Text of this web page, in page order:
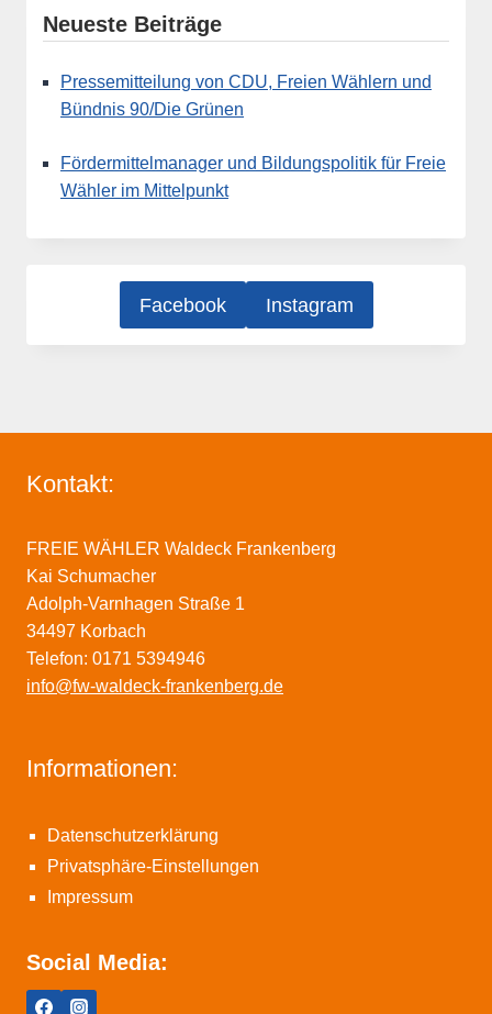
Neueste Beiträge
Pressemitteilung von CDU, Freien Wählern und
Bündnis 90/Die Grünen
Fördermittelmanager und Bildungspolitik für Freie
Wähler im Mittelpunkt
Facebook Instagram
Kontakt:
FREIE WÄHLER Waldeck Frankenberg
Kai Schumacher
Adolph-Varnhagen Straße 1
34497 Korbach
Telefon: 0171 5394946
info@fw-waldeck-frankenberg.de
Informationen:
Datenschutzerklärung
Privatsphäre-Einstellungen
Impressum
Social Media: